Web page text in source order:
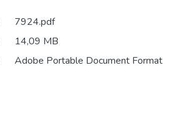
7924.pdf
14,09 MB
Adobe Portable Document Format